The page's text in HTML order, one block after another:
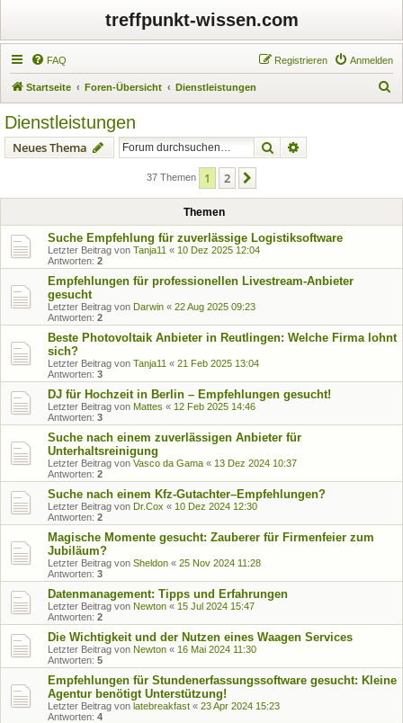
treffpunkt-wissen.com
FAQ Anmelden
Registrieren
Startseite Foren-Übersicht Dienstleistungen
Dienstleistungen
Neues Thema Suche
37 Themen 1 2
Themen
Suche Empfehlung für zuverlässige Logistiksoftware
Letzter Beitrag von Tanja11 « 10 Dez 2025 12:04
Antworten: 2
Empfehlungen für professionellen Livestream-Anbieter
gesucht
Letzter Beitrag von Darwin « 22 Aug 2025 09:23
Antworten: 2
Beste Photovoltaik Anbieter in Reutlingen: Welche Firma lohnt
sich?
Letzter Beitrag von Tanja11 « 21 Feb 2025 13:04
Antworten: 3
DJ für Hochzeit in Berlin – Empfehlungen gesucht!
Letzter Beitrag von Mattes « 12 Feb 2025 14:46
Antworten: 3
Suche nach einem zuverlässigen Anbieter für
Unterhaltsreinigung
Letzter Beitrag von Vasco da Gama « 13 Dez 2024 10:37
Antworten: 2
Suche nach einem Kfz-Gutachter–Empfehlungen?
Letzter Beitrag von Dr.Cox « 10 Dez 2024 12:30
Antworten: 2
Magische Momente gesucht: Zauberer für Firmenfeier zum
Jubiläum?
Letzter Beitrag von Sheldon « 25 Nov 2024 11:28
Antworten: 3
Datenmanagement: Tipps und Erfahrungen
Letzter Beitrag von Newton « 15 Jul 2024 15:47
Antworten: 2
Die Wichtigkeit und der Nutzen eines Waagen Services
Letzter Beitrag von Newton « 16 Mai 2024 11:30
Antworten: 5
Empfehlungen für Stundenerfassungssoftware gesucht: Kleine
Agentur benötigt Unterstützung!
Letzter Beitrag von latebreakfast « 23 Apr 2024 15:23
Antworten: 4